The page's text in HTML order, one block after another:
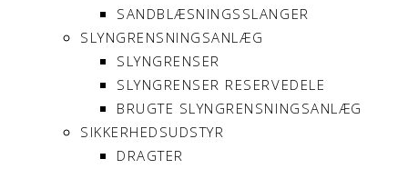
SANDBLÆSNINGSSLANGER
SLYNGRENSNINGSANLÆG
SLYNGRENSER
SLYNGRENSER RESERVEDELE
BRUGTE SLYNGRENSNINGSANLÆG
SIKKERHEDSUDSTYR
DRAGTER